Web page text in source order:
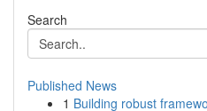
Search
Published News
1 Building robust